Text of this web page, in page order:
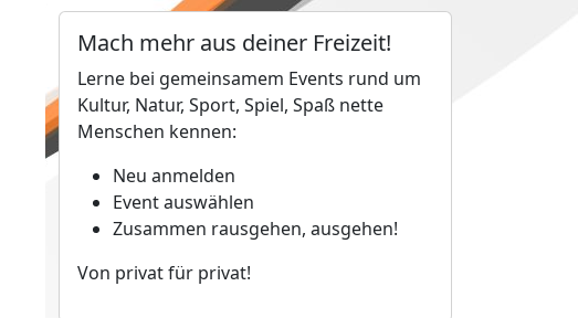
Mach mehr aus deiner Freizeit!
Lerne bei gemeinsamem Events rund um
Kultur, Natur, Sport, Spiel, Spaß nette
Menschen kennen:
Neu anmelden
Event auswählen
Zusammen rausgehen, ausgehen!
Von privat für privat!